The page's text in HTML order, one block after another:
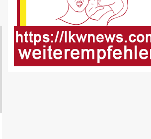
FUHRPARK-
DE
Sattelauflieger im
Kundeneinsatz
mobiler Strassen